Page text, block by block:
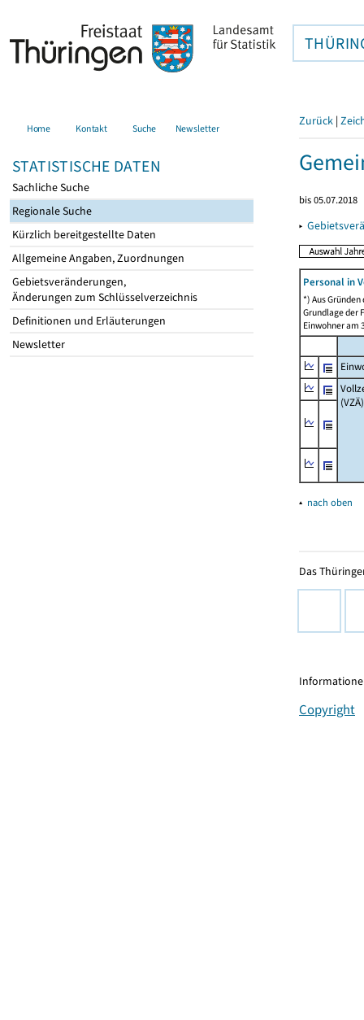
Home Kontakt Suche Newsletter
STATISTISCHE DATEN
Sachliche Suche
Regionale Suche
Kürzlich bereitgestellte Daten
Allgemeine Angaben, Zuordnungen
Gebietsveränderungen,
Änderungen zum Schlüsselverzeichnis
Definitionen und Erläuterungen
Newsletter
Zurück |
bis 05.07.2018
▸
Personal in
*) Aus
Grundlage der
Einwohner am
(VZÄ)
▴ nach oben
Das
Copyright